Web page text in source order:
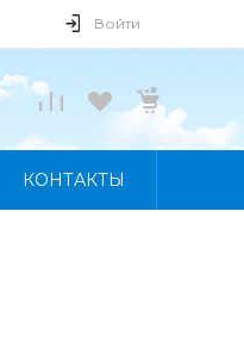
Войти
КОНТАКТЫ